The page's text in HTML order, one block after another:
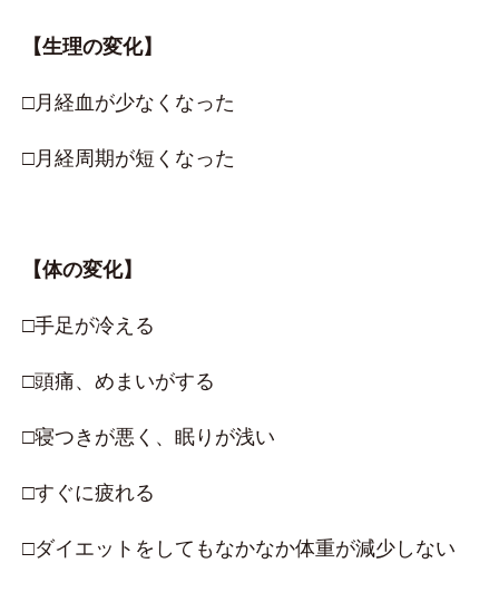
【生理の変化】
□月経血が少なくなった
□月経周期が短くなった
【体の変化】
□手足が冷える
□頭痛、めまいがする
□寝つきが悪く、眠りが浅い
□すぐに疲れる
□ダイエットをしてもなかなか体重が減少しない